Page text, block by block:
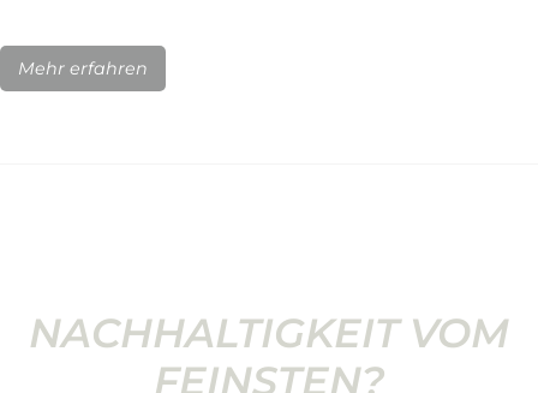
Mehr erfahren
NACHHALTIGKEIT VOM
FEINSTEN?